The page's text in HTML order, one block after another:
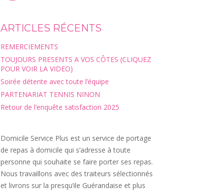
ARTICLES RÉCENTS
REMERCIEMENTS
TOUJOURS PRESENTS A VOS CÔTES (CLIQUEZ
POUR VOIR LA VIDEO)
Soirée détente avec toute l’équipe
PARTENARIAT TENNIS NINON
Retour de l’enquête satisfaction 2025
Domicile Service Plus est un service de portage
de repas à domicile qui s’adresse à toute
personne qui souhaite se faire porter ses repas.
Nous travaillons avec des traiteurs sélectionnés
et livrons sur la presqu’ile Guérandaise et plus